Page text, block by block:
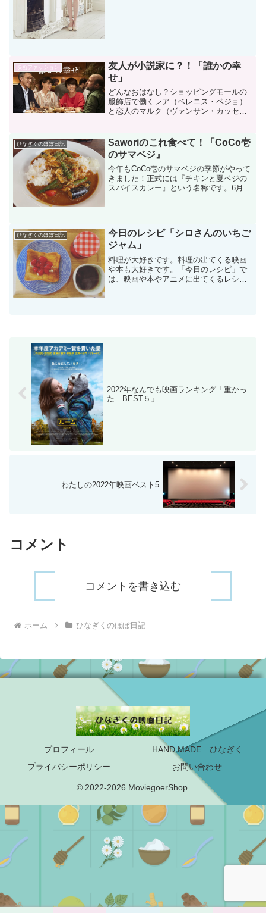
映画ファッション
友人が小説家に？！「誰かの幸
せ」
どんなおはなし？ショッピングモールの
服飾店で働くレア（ベレニス・ベジョ）
と恋人のマルク（ヴァンサン・カッセ
リーヌ、フランシス定期的に食事会を開
く、仲の良い２組のカップル...
ひなぎくのほぼ日記
Saworiのこれ食べて！「CoCo壱
のサマベジ』
今年もCoCo壱のサマベジの季節がやって
きました！正式には『チキンと夏ベジの
スパイスカレー』という名称です。6月1
食べられなくなってし...
ひなぎくのほぼ日記
今日のレシピ「シロさんのいちご
ジャム」
料理が大好きです。料理の出てくる映画
や本も大好きです。「今日のレシピ」で
は、映画や本やアニメに出てくるレシピ
2022年なんでも映画ランキング「重かっ
た…BEST５」
わたしの2022年映画ベスト5
コメント
コメントを書き込む
ホーム ひなぎくのほぼ日記
プロフィール
HAND MADE ひなぎく
プライバシーポリシー
お問い合わせ
© 2022-2026 MoviegoerShop.